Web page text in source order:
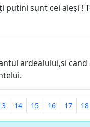
putini sunt cei aleși
ardealului,si
14 15 16 17 18